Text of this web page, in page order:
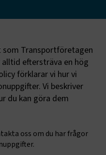
Transportföretagen
eftersträva en hög
förklarar vi hur vi
Vi beskriver
du kan göra dem
oss om du har frågor